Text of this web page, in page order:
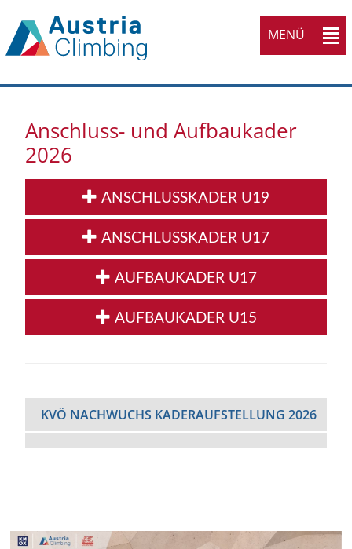
MENÜ
Anschluss- und Aufbaukader
2026
ANSCHLUSSKADER U19
ANSCHLUSSKADER U17
AUFBAUKADER U17
AUFBAUKADER U15
KVÖ NACHWUCHS KADERAUFSTELLUNG 2026